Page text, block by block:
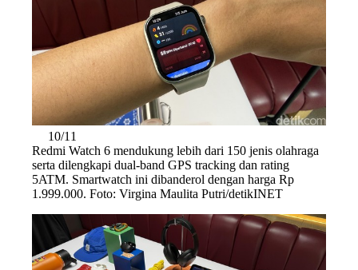
10/11
Redmi Watch 6 mendukung lebih dari 150 jenis olahraga
serta dilengkapi dual-band GPS tracking dan rating
5ATM. Smartwatch ini dibanderol dengan harga Rp
1.999.000. Foto: Virgina Maulita Putri/detikINET